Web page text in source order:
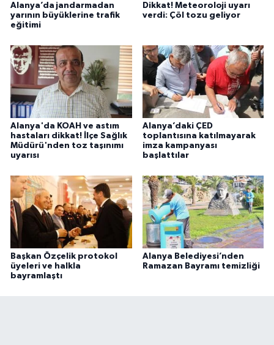
Alanya’da jandarmadan
yarının büyüklerine trafik
eğitimi
Dikkat! Meteoroloji uyarı
verdi: Çöl tozu geliyor
Alanya'da KOAH ve astım
hastaları dikkat! İlçe Sağlık
Müdürü'nden toz taşınımı
uyarısı
Alanya’daki ÇED
toplantısına katılmayarak
imza kampanyası
başlattılar
Başkan Özçelik protokol
üyeleri ve halkla
bayramlaştı
Alanya Belediyesi’nden
Ramazan Bayramı temizliği